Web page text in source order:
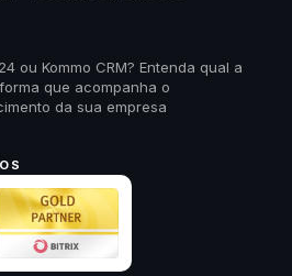
ou Kommo CRM? Entenda qual a
que acompanha o
da sua empresa